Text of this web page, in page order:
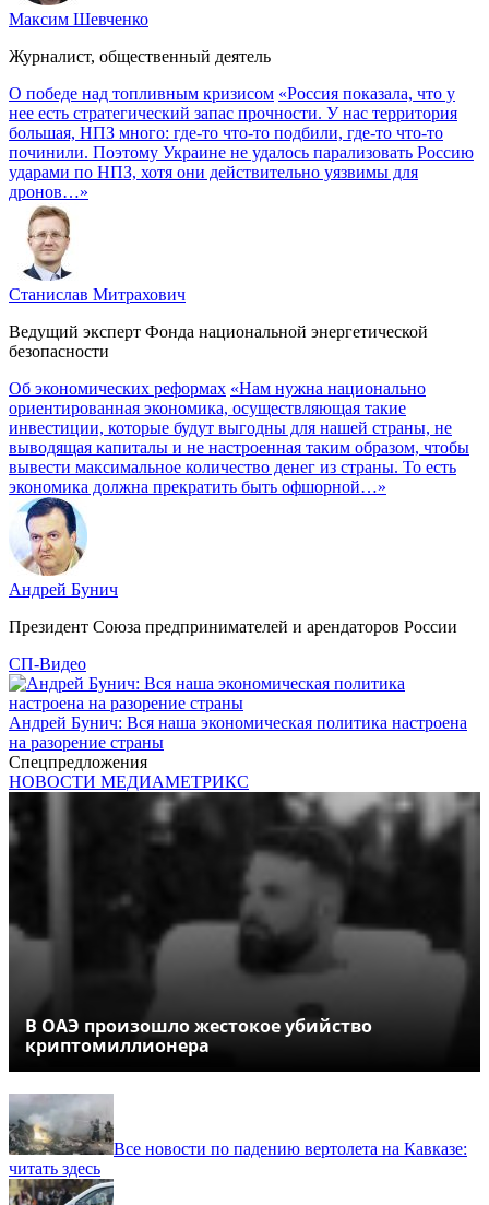
Максим Шевченко
Журналист, общественный деятель
О победе над топливным кризисом «Россия показала, что у
нее есть стратегический запас прочности. У нас территория
большая, НПЗ много: где-то что-то подбили, где-то что-то
починили. Поэтому Украине не удалось парализовать Россию
ударами по НПЗ, хотя они действительно уязвимы для
дронов…»
Станислав Митрахович
Ведущий эксперт Фонда национальной энергетической
безопасности
Об экономических реформах «Нам нужна национально
ориентированная экономика, осуществляющая такие
инвестиции, которые будут выгодны для нашей страны, не
выводящая капиталы и не настроенная таким образом, чтобы
вывести максимальное количество денег из страны. То есть
экономика должна прекратить быть офшорной…»
Андрей Бунич
Президент Союза предпринимателей и арендаторов России
СП-Видео
Андрей Бунич: Вся наша экономическая политика настроена
на разорение страны
Спецпредложения
НОВОСТИ МЕДИАМЕТРИКС
В ОАЭ произошло жестокое убийство
криптомиллионера
Все новости по падению вертолета на Кавказе:
читать здесь